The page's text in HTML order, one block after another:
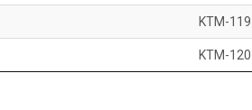
KTM-119
KTM-120